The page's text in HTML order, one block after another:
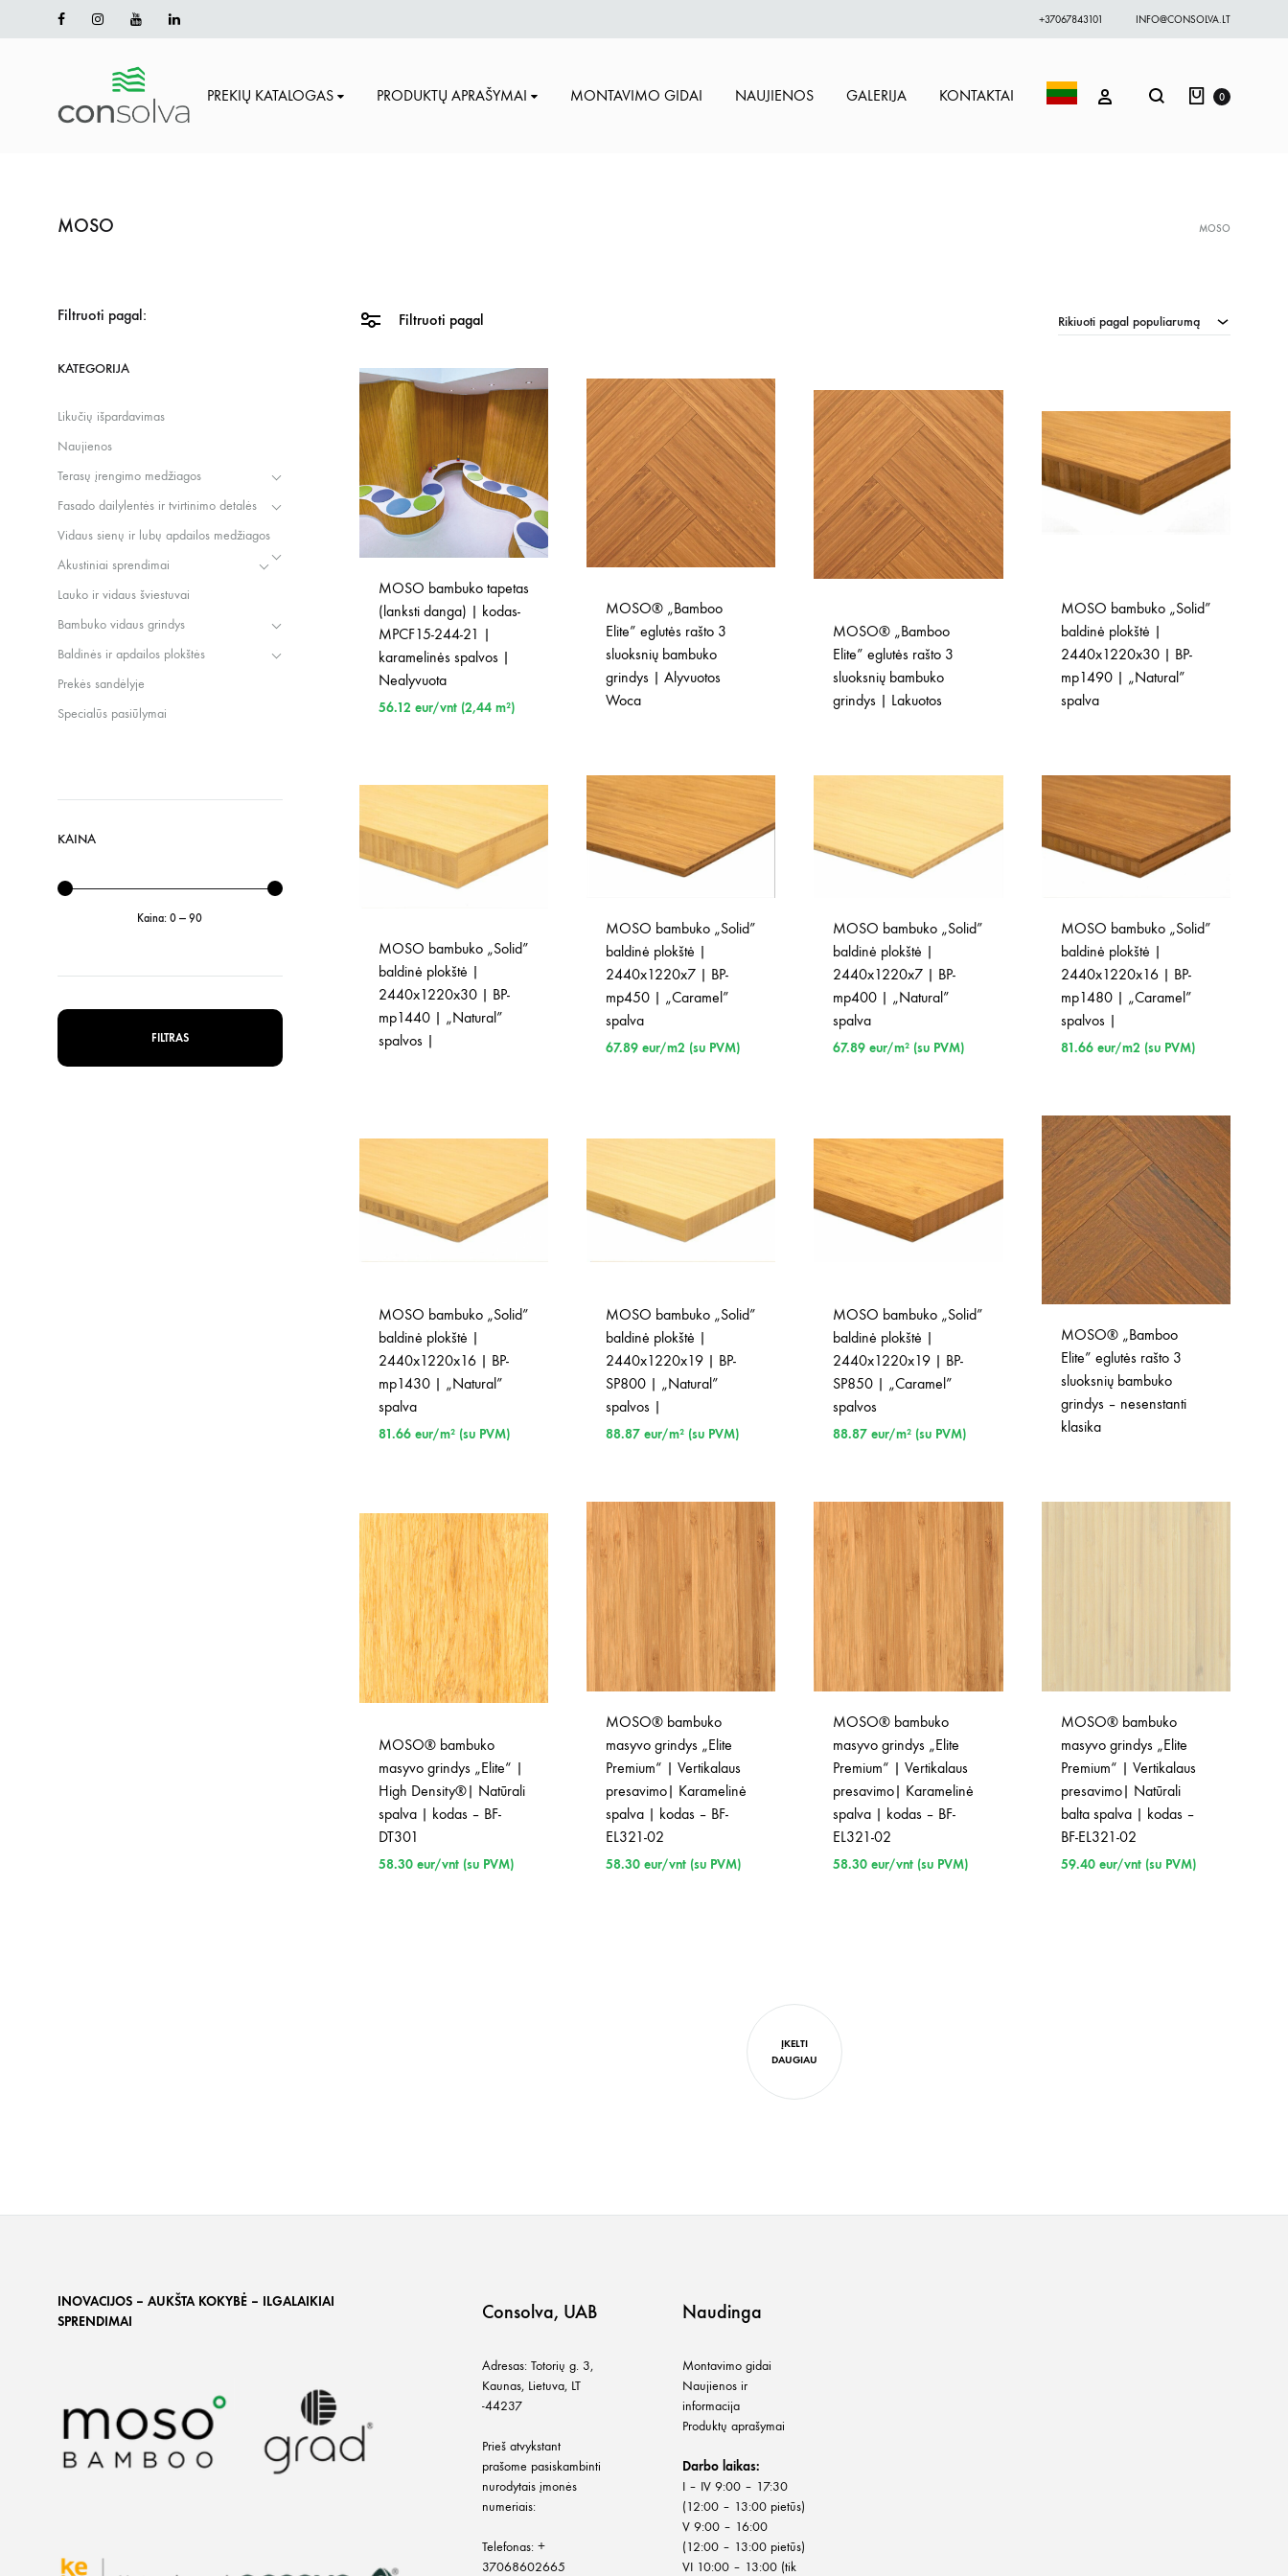
FacebookInstagramYoutubeLinkedin +37067843101 INFO@CONSOLVA.LT
fasado
vidaus
apdailai
PREKIŲ KATALOGAS PRODUKTŲ APRAŠYMAI MONTAVIMO GIDAI NAUJIENOS GALERIJA KONTAKTAI PRISIJUNGTI
Paieška Krepšelis
0
MOSO MOSO
Filtruoti pagal Rikiuoti pagal populiarumą
MOSO bambuko tapetas
(lanksti danga) | kodas-
MPCF15-244-21 |
karamelinės spalvos |
Nealyvuota
56.12 eur/vnt (2,44 m²)
MOSO® „Bamboo
Elite” eglutės rašto 3
sluoksnių bambuko
grindys | Alyvuotos
Woca
MOSO® „Bamboo
Elite” eglutės rašto 3
sluoksnių bambuko
grindys | Lakuotos
MOSO bambuko „Solid”
baldinė plokštė |
2440x1220x30 | BP-
mp1490 | „Natural”
spalva
MOSO bambuko „Solid”
baldinė plokštė |
2440x1220x30 | BP-
mp1440 | „Natural”
spalvos |
MOSO bambuko „Solid”
baldinė plokštė |
2440x1220x7 | BP-
mp450 | „Caramel”
spalva
67.89 eur/m2 (su PVM)
MOSO bambuko „Solid”
baldinė plokštė |
2440x1220x7 | BP-
mp400 | „Natural”
spalva
67.89 eur/m² (su PVM)
MOSO bambuko „Solid”
baldinė plokštė |
2440x1220x16 | BP-
mp1480 | „Caramel”
spalvos |
81.66 eur/m2 (su PVM)
MOSO bambuko „Solid”
baldinė plokštė |
2440x1220x16 | BP-
mp1430 | „Natural”
spalva
81.66 eur/m² (su PVM)
MOSO bambuko „Solid”
baldinė plokštė |
2440x1220x19 | BP-
SP800 | „Natural”
spalvos |
88.87 eur/m² (su PVM)
MOSO bambuko „Solid”
baldinė plokštė |
2440x1220x19 | BP-
SP850 | „Caramel”
spalvos
88.87 eur/m² (su PVM)
MOSO® „Bamboo
Elite” eglutės rašto 3
sluoksnių bambuko
grindys – nesenstanti
klasika
MOSO® bambuko
masyvo grindys „Elite“ |
High Density®| Natūrali
spalva | kodas – BF-
DT301
58.30 eur/vnt (su PVM)
MOSO® bambuko
masyvo grindys „Elite
Premium“ | Vertikalaus
presavimo| Karamelinė
spalva | kodas – BF-
EL321-02
58.30 eur/vnt (su PVM)
MOSO® bambuko
masyvo grindys „Elite
Premium“ | Vertikalaus
presavimo| Karamelinė
spalva | kodas – BF-
EL321-02
58.30 eur/vnt (su PVM)
MOSO® bambuko
masyvo grindys „Elite
Premium“ | Vertikalaus
presavimo| Natūrali
balta spalva | kodas –
BF-EL321-02
59.40 eur/vnt (su PVM)
ĮKELTI
DAUGIAU
Filtruoti pagal:
KATEGORIJA
Likučių išpardavimas
Naujienos
Terasų įrengimo medžiagos
Fasado dailylentės ir tvirtinimo detalės
Vidaus sienų ir lubų apdailos medžiagos
Akustiniai sprendimai
Lauko ir vidaus šviestuvai
Bambuko vidaus grindys
Baldinės ir apdailos plokštės
Prekės sandėlyje
Specialūs pasiūlymai
KAINA
Kaina:0 —90
FILTRAS
INOVACIJOS – AUKŠTA KOKYBĖ – ILGALAIKIAI
SPRENDIMAI
Consolva, UAB
Adresas: Totorių g. 3,
Kaunas, Lietuva, LT
-44237
Prieš atvykstant
prašome pasiskambinti
nurodytais įmonės
numeriais:
Telefonas: +
37068602665
Naudinga
Montavimo gidai
Naujienos ir
informacija
Produktų aprašymai
Darbo laikas:
I – IV 9:00 – 17:30
(12:00 – 13:00 pietūs)
V 9:00 – 16:00
(12:00 – 13:00 pietūs)
VI 10:00 – 13:00 (tik